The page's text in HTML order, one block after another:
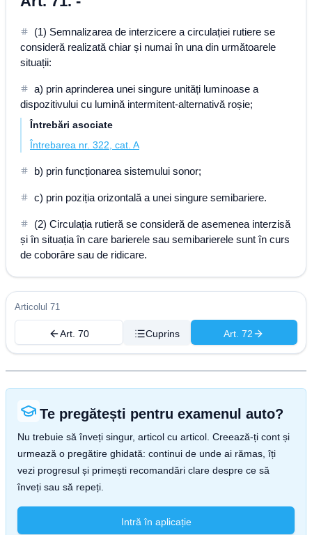
(1) Semnalizarea de interzicere a circulației rutiere se
consideră realizată chiar și numai în una din următoarele
situații:
a) prin aprinderea unei singure unități luminoase a
dispozitivului cu lumină intermitent-alternativă roșie;
Întrebări asociate
Întrebarea nr. 322, cat. A
b) prin funcționarea sistemului sonor;
c) prin poziția orizontală a unei singure semibariere.
(2) Circulația rutieră se consideră de asemenea interzisă
și în situația în care barierele sau semibarierele sunt în curs
de coborâre sau de ridicare.
Articolul 71
Art. 70 Cuprins Art. 72
Te pregătești pentru examenul auto?
Nu trebuie să înveți singur, articol cu articol. Creează-ți cont și
urmează o pregătire ghidată: continui de unde ai rămas, îți
vezi progresul și primești recomandări clare despre ce să
înveți sau să repeți.
Intră în aplicație